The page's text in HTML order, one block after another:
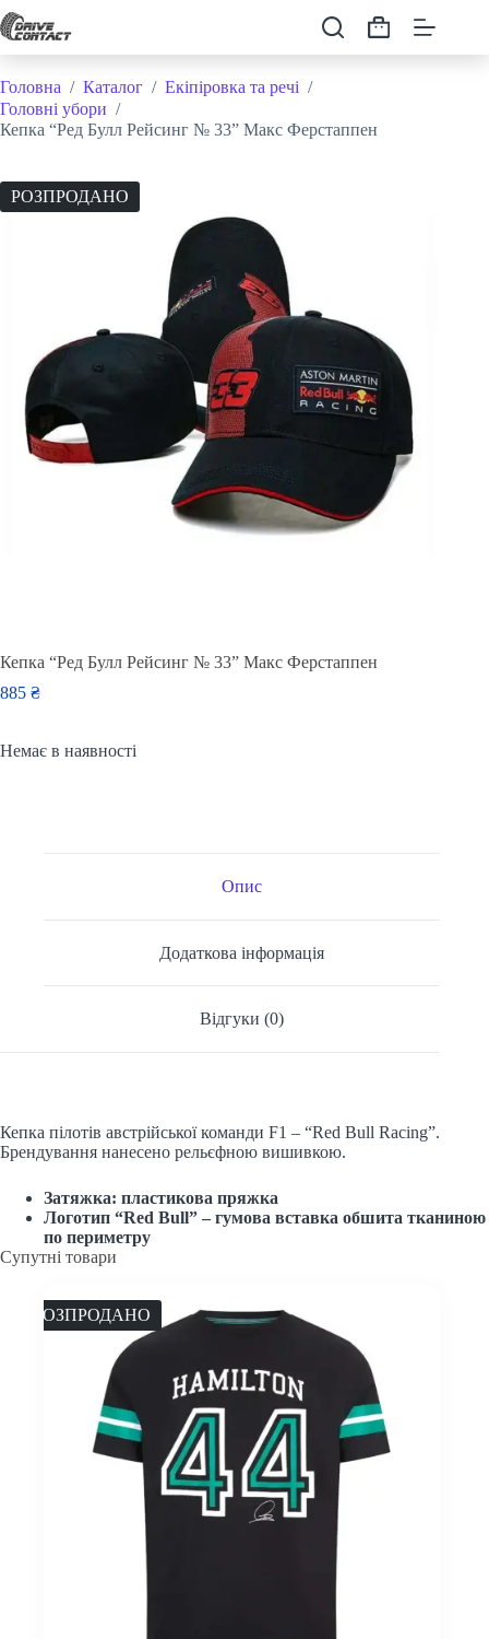
Перейти
до
Кошик
Головна / Каталог / Екіпіровка та речі /
Головні убори /
Кепка “Ред Булл Рейсинг № 33” Макс Ферстаппен
РОЗПРОДАНО
Кепка “Ред Булл Рейсинг № 33” Макс Ферстаппен
885 ₴
Немає в наявності
Опис
Додаткова інформація
Відгуки (0)
Кепка пілотів австрійської команди F1 – “Red Bull Racing”.
Брендування нанесено рельєфною вишивкою.
Затяжка: пластикова пряжка
Логотип “Red Bull” – гумова вставка обшита тканиною
по периметру
Супутні товари
РОЗПРОДАНО